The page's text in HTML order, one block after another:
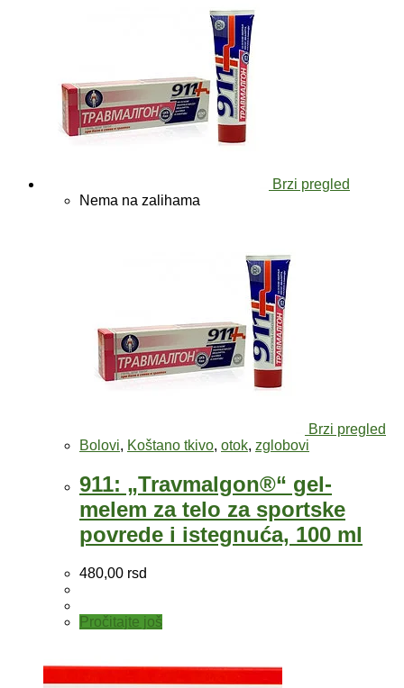
Brzi pregled
Nema na zalihama
Brzi pregled
Bolovi, Koštano tkivo, otok, zglobovi
911: „Travmalgon®“ gel-
melem za telo za sportske
povrede i istegnuća, 100 ml
480,00 rsd
Pročitajte još